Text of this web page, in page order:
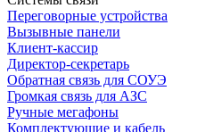
Переговорные устройства
Вызывные панели
Клиент-кассир
Директор-секретарь
Обратная связь для СОУЭ
Громкая связь для АЗС
Ручные мегафоны
Комплектующие и кабель